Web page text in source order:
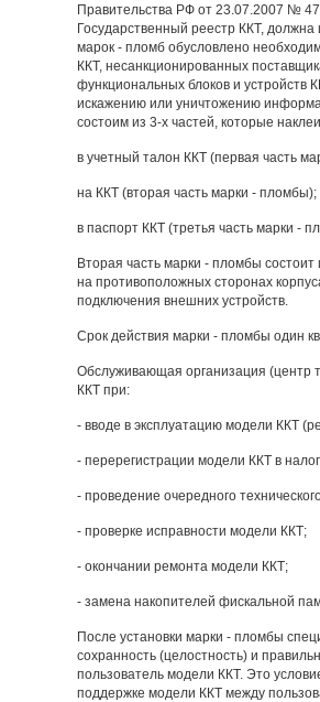
Правительства РФ от 23.07.2007 №
Государственный реестр ККТ,
марок - пломб обусловлено
ККТ, несанкционированных
функциональных блоков и устройств
искажению или уничтожению
состоим из 3-х частей, которые
в учетный талон ККТ (первая часть
на ККТ (вторая часть марки - пломбы);
в паспорт ККТ (третья часть марки -
Вторая часть марки - пломбы
на противоположных сторонах
подключения внешних устройств.
Срок действия марки - пломбы один
Обслуживающая организация (центр
ККТ при:
- вводе в эксплуатацию модели ККТ
- перерегистрации модели ККТ в
- проведение очередного
- проверке исправности модели ККТ;
- окончании ремонта модели ККТ;
- замена накопителей фискальной
После установки марки - пломбы
сохранность (целостность) и
пользователь модели ККТ. Это
поддержке модели ККТ между